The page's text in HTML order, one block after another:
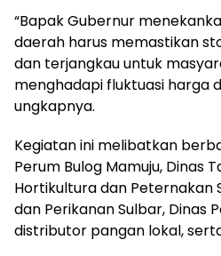
“Bapak Gubernur
daerah harus memastikan
dan terjangkau untuk
menghadapi fluktuasi harga
ungkapnya.
Kegiatan ini melibatkan
Perum Bulog Mamuju, Dinas
Hortikultura dan Peternakan
dan Perikanan Sulbar, Dinas
distributor pangan lokal,